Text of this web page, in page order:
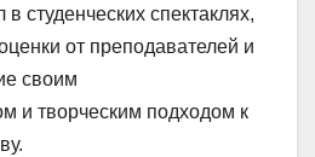
студенческих спектаклях,
от преподавателей и
своим
и творческим подходом к